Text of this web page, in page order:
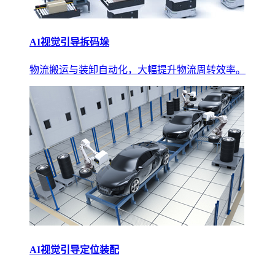
AI视觉引导拆码垛
物流搬运与装卸自动化，大幅提升物流周转效率。
AI视觉引导定位装配